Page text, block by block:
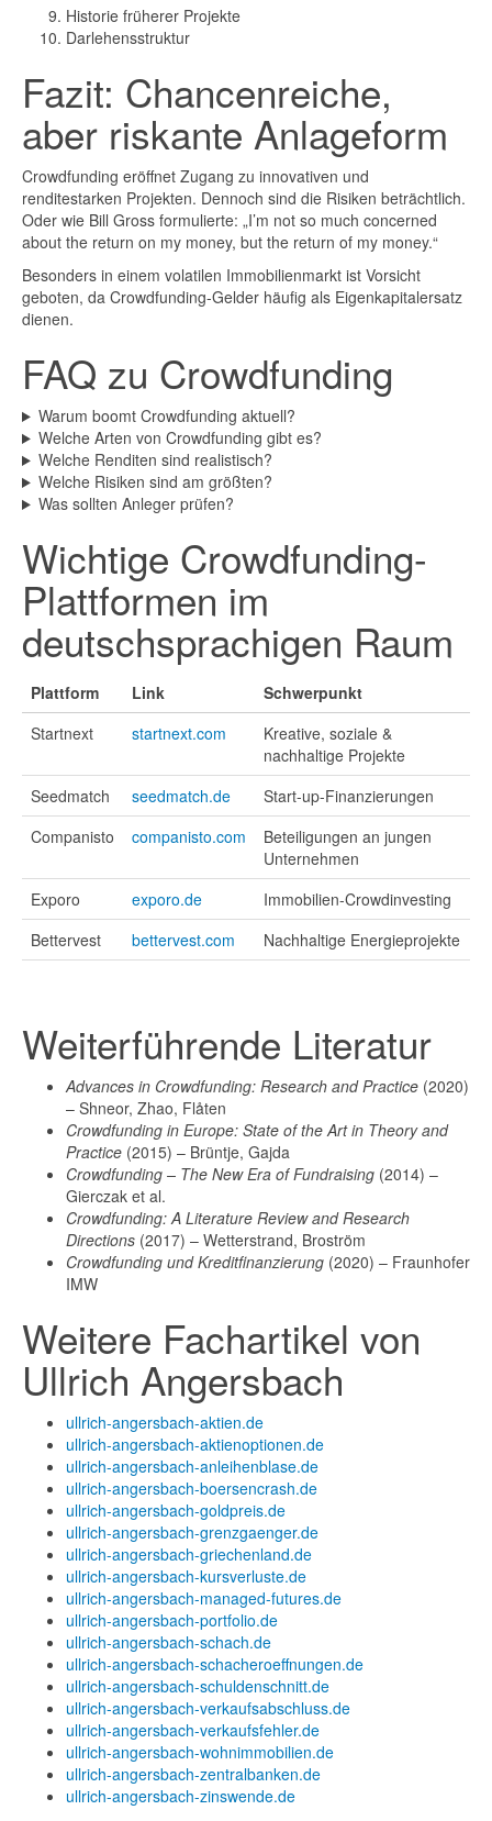
Historie früherer Projekte
Darlehensstruktur
Fazit: Chancenreiche,
aber riskante Anlageform
Crowdfunding eröffnet Zugang zu innovativen und
renditestarken Projekten. Dennoch sind die Risiken beträchtlich.
Oder wie Bill Gross formulierte: „I’m not so much concerned
about the return on my money, but the return of my money.“
Besonders in einem volatilen Immobilienmarkt ist Vorsicht
geboten, da Crowdfunding-Gelder häufig als Eigenkapitalersatz
dienen.
FAQ zu Crowdfunding
Warum boomt Crowdfunding aktuell?
Welche Arten von Crowdfunding gibt es?
Welche Renditen sind realistisch?
Welche Risiken sind am größten?
Was sollten Anleger prüfen?
Wichtige Crowdfunding-
Plattformen im
deutschsprachigen Raum
Plattform Link
Schwerpunkt
Startnext
startnext.com
Kreative, soziale &
nachhaltige Projekte
Seedmatch
seedmatch.de
Start-up-Finanzierungen
Companisto
companisto.com
Beteiligungen an jungen
Unternehmen
Exporo
exporo.de
Immobilien-Crowdinvesting
Bettervest
bettervest.com Nachhaltige Energieprojekte
Weiterführende Literatur
Advances in Crowdfunding: Research and Practice (2020)
– Shneor, Zhao, Flåten
Crowdfunding in Europe: State of the Art in Theory and
Practice (2015) – Brüntje, Gajda
Crowdfunding – The New Era of Fundraising (2014) –
Gierczak et al.
Crowdfunding: A Literature Review and Research
Directions (2017) – Wetterstrand, Broström
Crowdfunding und Kreditfinanzierung (2020) – Fraunhofer
IMW
Weitere Fachartikel von
Ullrich Angersbach
ullrich-angersbach-aktien.de
ullrich-angersbach-aktienoptionen.de
ullrich-angersbach-anleihenblase.de
ullrich-angersbach-boersencrash.de
ullrich-angersbach-goldpreis.de
ullrich-angersbach-grenzgaenger.de
ullrich-angersbach-griechenland.de
ullrich-angersbach-kursverluste.de
ullrich-angersbach-managed-futures.de
ullrich-angersbach-portfolio.de
ullrich-angersbach-schach.de
ullrich-angersbach-schacheroeffnungen.de
ullrich-angersbach-schuldenschnitt.de
ullrich-angersbach-verkaufsabschluss.de
ullrich-angersbach-verkaufsfehler.de
ullrich-angersbach-wohnimmobilien.de
ullrich-angersbach-zentralbanken.de
ullrich-angersbach-zinswende.de